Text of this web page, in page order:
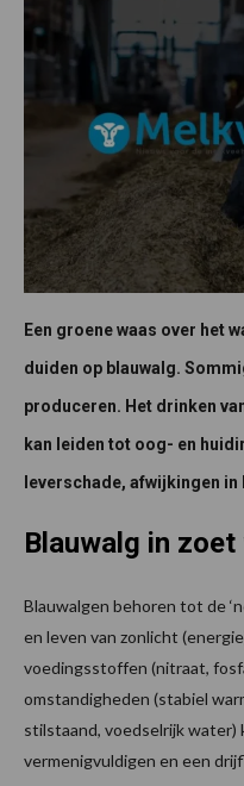
Een groene waas over het
duiden op blauwalg.
produceren. Het drinken
kan leiden tot oog- en
leverschade, afwijkingen
Blauwalg in
Blauwalgen behoren tot de
en leven van zonlicht
voedingsstoffen (nitraat,
omstandigheden (stabiel
stilstaand, voedselrijk water)
vermenigvuldigen en een